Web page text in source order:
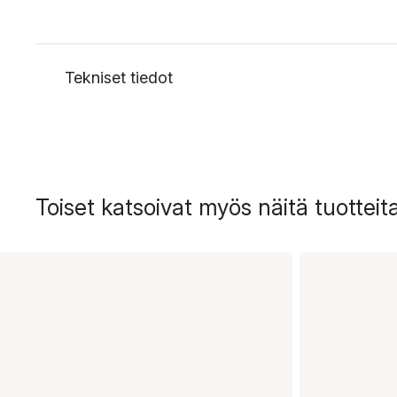
Tekniset tiedot
Toiset katsoivat myös näitä